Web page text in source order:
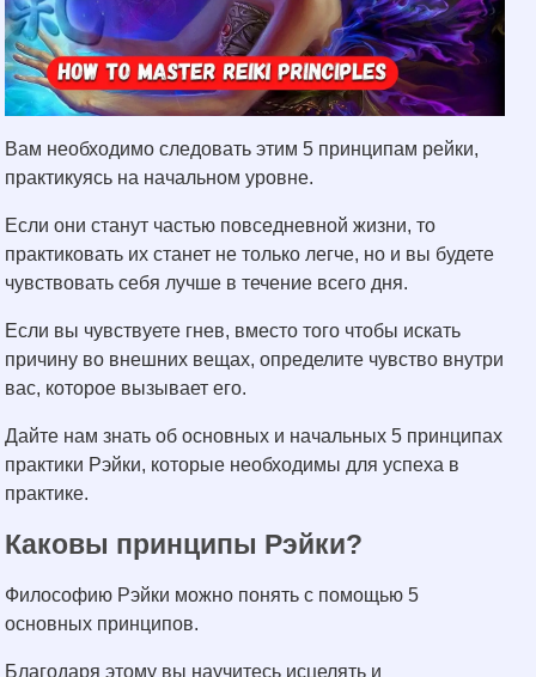
Вам необходимо следовать этим 5 принципам рейки,
практикуясь на начальном уровне.
Если они станут частью повседневной жизни, то
практиковать их станет не только легче, но и вы будете
чувствовать себя лучше в течение всего дня.
Если вы чувствуете гнев, вместо того чтобы искать
причину во внешних вещах, определите чувство внутри
вас, которое вызывает его.
Дайте нам знать об основных и начальных 5 принципах
практики Рэйки, которые необходимы для успеха в
практике.
Каковы принципы Рэйки?
Философию Рэйки можно понять с помощью 5
основных принципов.
Благодаря этому вы научитесь исцелять и